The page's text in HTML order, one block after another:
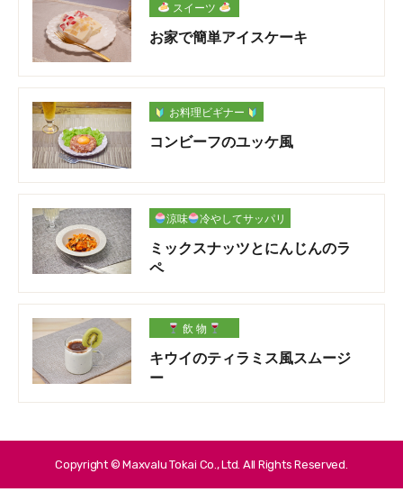
スイーツ
お家で簡単アイスケーキ
お料理ビギナー
コンビーフのユッケ風
涼味 冷やしてサッパリ
ミックスナッツとにんじんのラ
ペ
飲 物
キウイのティラミス風スムージ
ー
Copyright © Maxvalu Tokai Co., Ltd. All Rights Reserved.